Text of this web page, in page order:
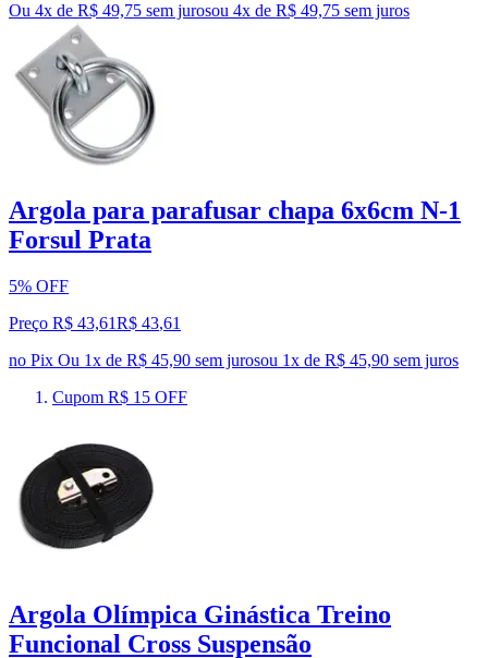
Ou 4x de R$ 49,75 sem jurosou 4x de R$ 49,75 sem juros
Argola para parafusar chapa 6x6cm N-1
Forsul Prata
5% OFF
Preço R$ 43,61R$ 43,61
no Pix Ou 1x de R$ 45,90 sem jurosou 1x de R$ 45,90 sem juros
Cupom R$ 15 OFF
Argola Olímpica Ginástica Treino
Funcional Cross Suspensão